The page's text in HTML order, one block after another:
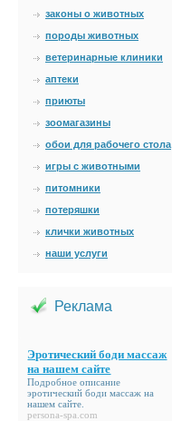
законы о животных
породы животных
ветеринарные клиники
аптеки
приюты
зоомагазины
обои для рабочего стола
игры с животными
питомники
потеряшки
клички животных
наши услуги
Реклама
Эротический боди массаж
на нашем сайте
Подробное описание
эротический боди массаж на
нашем сайте
persona-spa.com